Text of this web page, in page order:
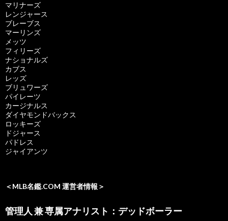
マリナーズ
レンジャース
ブレーブス
マーリンズ
メッツ
フィリーズ
ナショナルズ
カブス
レッズ
ブリュワーズ
パイレーツ
カージナルス
ダイヤモンドバックス
ロッキーズ
ドジャース
パドレス
ジャイアンツ
＜MLB名鑑.COM 運営者情報＞
管理人 兼 専属アナリスト：デッドボーラー